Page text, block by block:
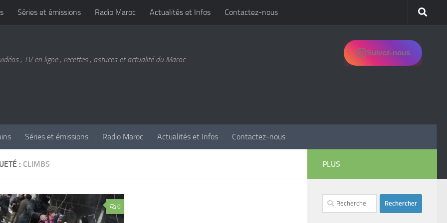
Séries et émissions Radio Maroc Actualités et Infos Contactez-nous
, TV en ligne , recettes , astuces et actualité du Maroc
Suivez-nous
Séries et émissions Radio Maroc Actualités et Infos Contactez-nous
: CLIMBS
0
PLUS
Rechercher :